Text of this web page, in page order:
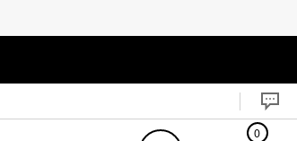
0